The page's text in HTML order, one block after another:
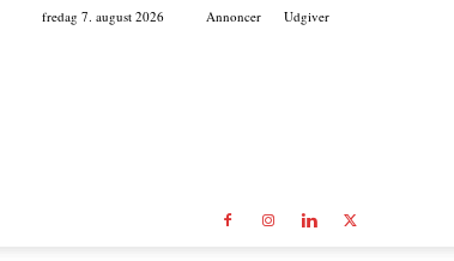
fredag 7. august 2026 Annoncer Udgiver